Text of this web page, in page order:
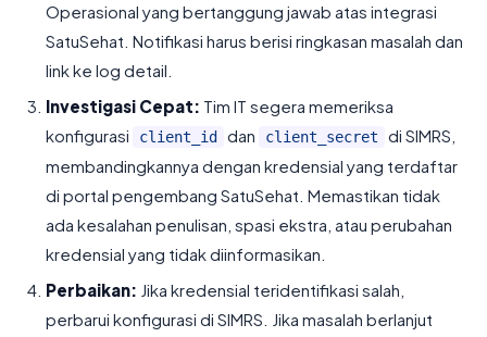
Operasional yang bertanggung jawab atas integrasi
SatuSehat. Notifikasi harus berisi ringkasan masalah dan
link ke log detail.
Investigasi Cepat: Tim IT segera memeriksa
konfigurasi
client_id dan client_secret
di SIMRS,
membandingkannya dengan kredensial yang terdaftar
di portal pengembang SatuSehat. Memastikan tidak
ada kesalahan penulisan, spasi ekstra, atau perubahan
kredensial yang tidak diinformasikan.
Perbaikan: Jika kredensial teridentifikasi salah,
perbarui konfigurasi di SIMRS. Jika masalah berlanjut